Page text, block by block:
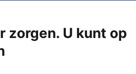
zorgen. U kunt op